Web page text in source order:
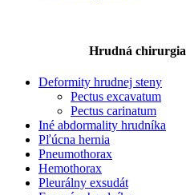
Hrudná chirurgia
Deformity hrudnej steny
Pectus excavatum
Pectus carinatum
Iné abdormality hrudníka
Pľúcna hernia
Pneumothorax
Hemothorax
Pleurálny exsudát